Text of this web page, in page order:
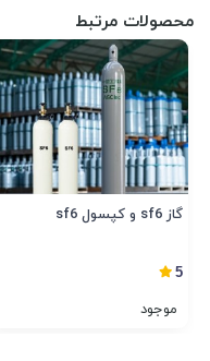
محصولات مرتبط
گاز sf6 و کپسول sf6
5
موجود